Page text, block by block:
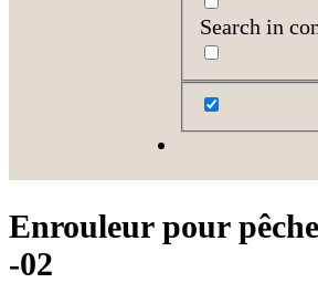
Search in
Enrouleur pour
-02